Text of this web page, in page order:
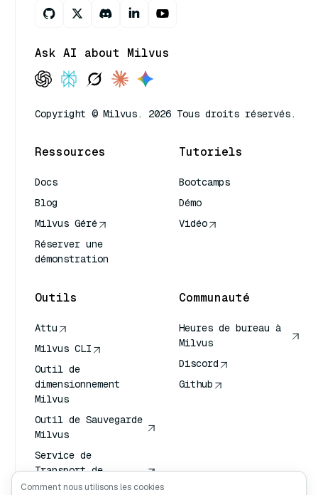
Ask AI about Milvus
Copyright © Milvus. 2026 Tous droits réservés.
Ressources
Docs
Blog
Milvus Géré
Réserver une
démonstration
Tutoriels
Bootcamps
Démo
Vidéo
Outils
Attu
Milvus CLI
Outil de
dimensionnement
Milvus
Outil de Sauvegarde
Milvus
Service de
Transport de
Vecteurs (VTS)
Communauté
Heures de bureau à
Milvus
Discord
Github
Comment nous utilisons les cookies